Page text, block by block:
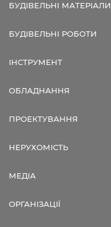
БУДІВЕЛЬНІ МАТЕРІАЛИ
БУДІВЕЛЬНІ РОБОТИ
ІНСТРУМЕНТ
ОБЛАДНАННЯ
ПРОЕКТУВАННЯ
НЕРУХОМІСТЬ
МЕДІА
ОРГАНІЗАЦІЇ